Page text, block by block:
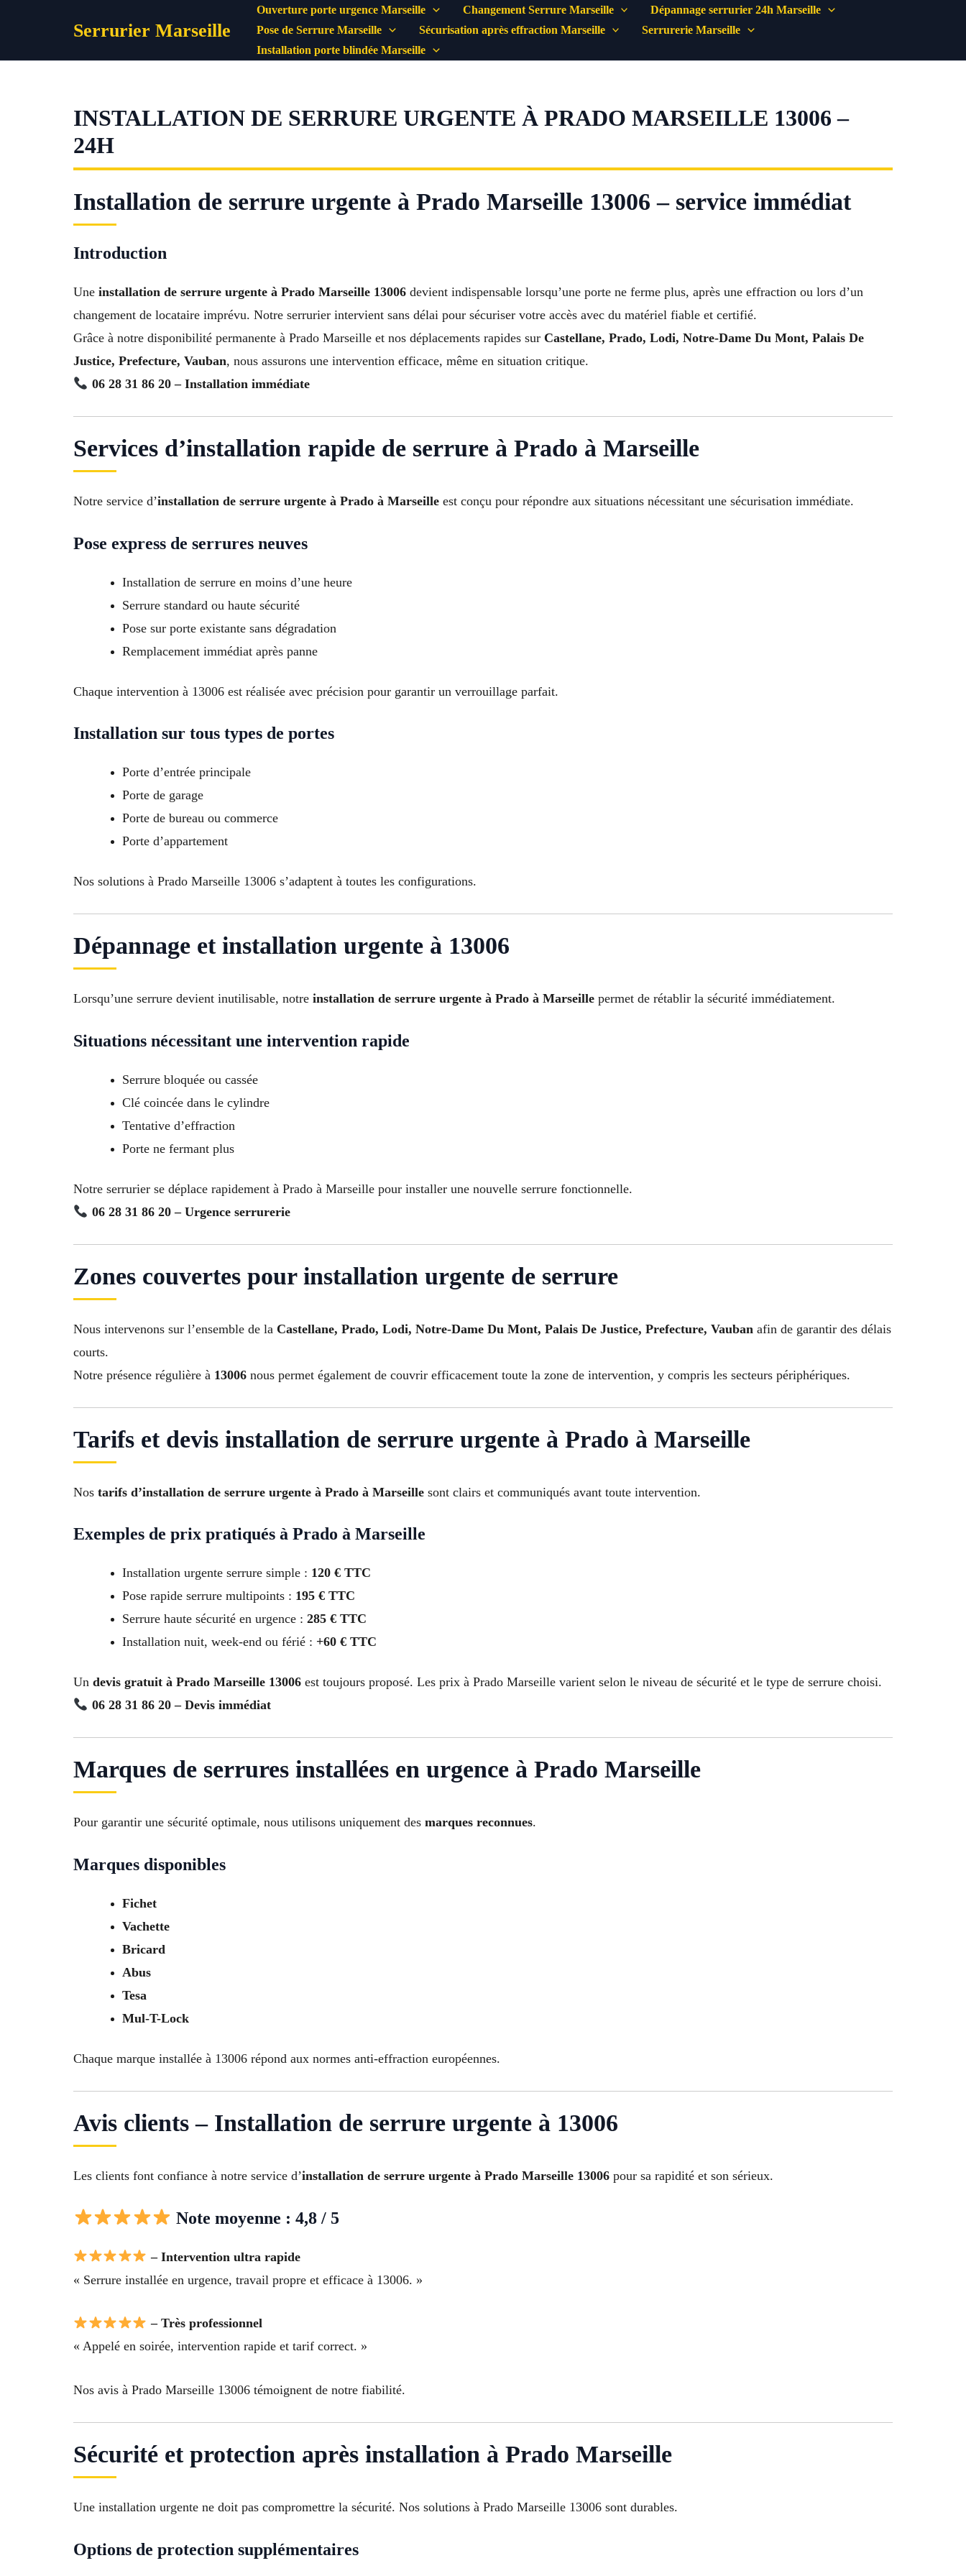
Serrurier Marseille
Ouverture porte urgence Marseille Changement Serrure Marseille
Dépannage serrurier 24h Marseille
Pose de Serrure Marseille
Sécurisation après effraction Marseille
Serrurerie Marseille
Installation porte blindée Marseille
INSTALLATION DE SERRURE URGENTE À PRADO MARSEILLE 13006 –
24H
Installation de serrure urgente à Prado Marseille 13006 – service immédiat
Introduction
Une installation de serrure urgente à Prado Marseille 13006 devient indispensable lorsqu’une porte ne ferme plus, après une effraction ou lors d’un
changement de locataire imprévu. Notre serrurier intervient sans délai pour sécuriser votre accès avec du matériel fiable et certifié.
Grâce à notre disponibilité permanente à Prado Marseille et nos déplacements rapides sur Castellane, Prado, Lodi, Notre-Dame Du Mont, Palais De
Justice, Prefecture, Vauban, nous assurons une intervention efficace, même en situation critique.
06 28 31 86 20 – Installation immédiate
Services d’installation rapide de serrure à Prado à Marseille
Notre service d’installation de serrure urgente à Prado à Marseille est conçu pour répondre aux situations nécessitant une sécurisation immédiate.
Pose express de serrures neuves
Installation de serrure en moins d’une heure
Serrure standard ou haute sécurité
Pose sur porte existante sans dégradation
Remplacement immédiat après panne
Chaque intervention à 13006 est réalisée avec précision pour garantir un verrouillage parfait.
Installation sur tous types de portes
Porte d’entrée principale
Porte de garage
Porte de bureau ou commerce
Porte d’appartement
Nos solutions à Prado Marseille 13006 s’adaptent à toutes les configurations.
Dépannage et installation urgente à 13006
Lorsqu’une serrure devient inutilisable, notre installation de serrure urgente à Prado à Marseille permet de rétablir la sécurité immédiatement.
Situations nécessitant une intervention rapide
Serrure bloquée ou cassée
Clé coincée dans le cylindre
Tentative d’effraction
Porte ne fermant plus
Notre serrurier se déplace rapidement à Prado à Marseille pour installer une nouvelle serrure fonctionnelle.
06 28 31 86 20 – Urgence serrurerie
Zones couvertes pour installation urgente de serrure
Nous intervenons sur l’ensemble de la Castellane, Prado, Lodi, Notre-Dame Du Mont, Palais De Justice, Prefecture, Vauban afin de garantir des délais
courts.
Notre présence régulière à 13006 nous permet également de couvrir efficacement toute la zone de intervention, y compris les secteurs périphériques.
Tarifs et devis installation de serrure urgente à Prado à Marseille
Nos tarifs d’installation de serrure urgente à Prado à Marseille sont clairs et communiqués avant toute intervention.
Exemples de prix pratiqués à Prado à Marseille
Installation urgente serrure simple : 120 € TTC
Pose rapide serrure multipoints : 195 € TTC
Serrure haute sécurité en urgence : 285 € TTC
Installation nuit, week-end ou férié : +60 € TTC
Un devis gratuit à Prado Marseille 13006 est toujours proposé. Les prix à Prado Marseille varient selon le niveau de sécurité et le type de serrure choisi.
06 28 31 86 20 – Devis immédiat
Marques de serrures installées en urgence à Prado Marseille
Pour garantir une sécurité optimale, nous utilisons uniquement des marques reconnues.
Marques disponibles
Fichet
Vachette
Bricard
Abus
Tesa
Mul-T-Lock
Chaque marque installée à 13006 répond aux normes anti-effraction européennes.
Avis clients – Installation de serrure urgente à 13006
Les clients font confiance à notre service d’installation de serrure urgente à Prado Marseille 13006 pour sa rapidité et son sérieux.
Note moyenne : 4,8 / 5
– Intervention ultra rapide
« Serrure installée en urgence, travail propre et efficace à 13006. »
– Très professionnel
« Appelé en soirée, intervention rapide et tarif correct. »
Nos avis à Prado Marseille 13006 témoignent de notre fiabilité.
Sécurité et protection après installation à Prado Marseille
Une installation urgente ne doit pas compromettre la sécurité. Nos solutions à Prado Marseille 13006 sont durables.
Options de protection supplémentaires